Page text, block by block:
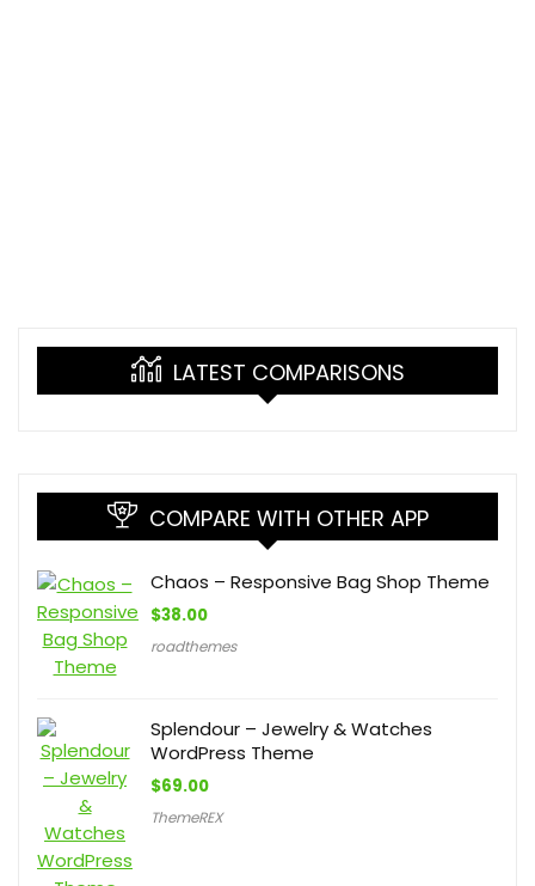
LATEST COMPARISONS
COMPARE WITH OTHER APP
Chaos – Responsive Bag Shop Theme
$38.00
roadthemes
Splendour – Jewelry & Watches
WordPress Theme
$69.00
ThemeREX